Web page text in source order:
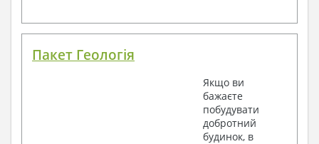
Пакет Геологія
Якщо ви
бажаєте
побудувати
добротний
будинок, в